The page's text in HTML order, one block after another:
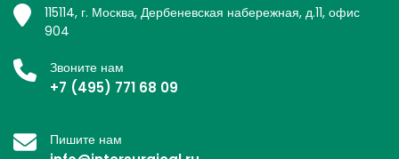
115114, г. Москва, Дербеневская набережная, д.11, офис
904
Звоните нам
+7 (495) 771 68 09
Пишите нам